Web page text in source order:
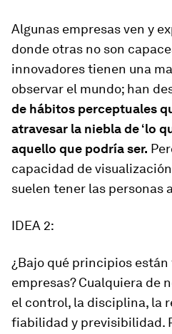
Algunas empresas ven y
donde otras no son
innovadores tienen una
observar el mundo; han
de hábitos perceptuales
atravesar la niebla de ‘lo
aquello que podría ser.
capacidad de
suelen tener las personas
IDEA 2:
¿Bajo qué principios
empresas? Cualquiera de
el control, la disciplina, la
fiabilidad y previsibilidad.